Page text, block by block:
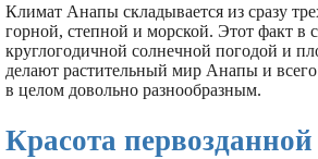
Климат Анапы складывается из сразу
горной, степной и морской. Этот факт в
круглогодичной солнечной погодой и
делают растительный мир Анапы и всего
в целом довольно разнообразным.
Красота